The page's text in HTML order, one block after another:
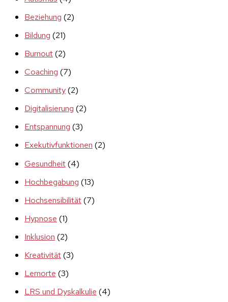
Beziehung (2)
Bildung (21)
Burnout(2)
Coaching (7)
Community(2)
Digitalisierung (2)
Entspannung (3)
Exekutivfunktionen (2)
Gesundheit(4)
Hochbegabung (13)
Hochsensibilität(7)
Hypnose (1)
Inklusion (2)
Kreativität(3)
Lernorte (3)
LRS und Dyskalkulie (4)